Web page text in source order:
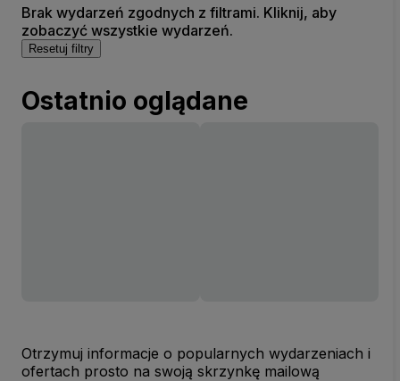
Brak wydarzeń zgodnych z filtrami. Kliknij, aby
zobaczyć wszystkie wydarzeń.
Resetuj filtry
Ostatnio oglądane
Otrzymuj informacje o popularnych wydarzeniach i
ofertach prosto na swoją skrzynkę mailową